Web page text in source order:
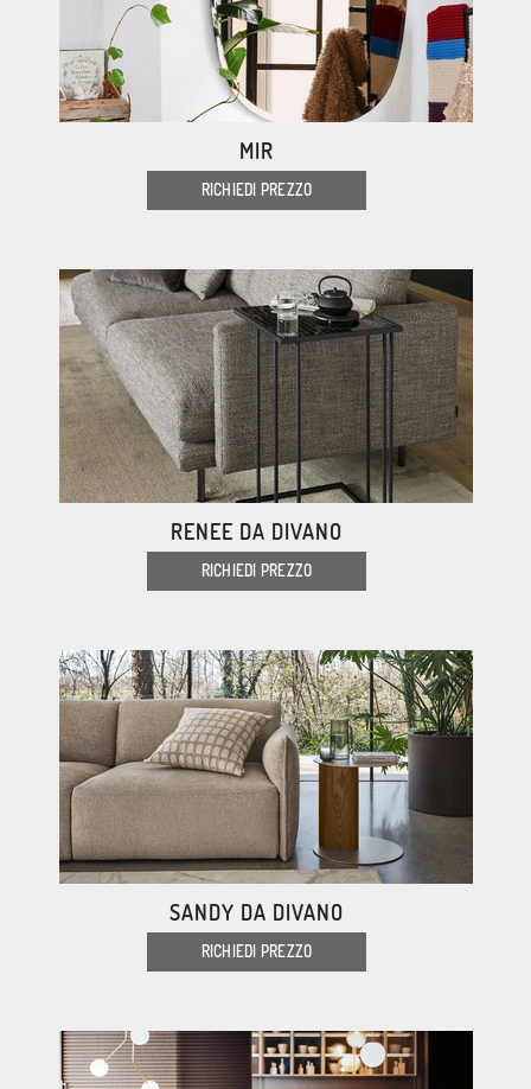
MIR
RICHIEDI PREZZO
RENEE DA DIVANO
RICHIEDI PREZZO
SANDY DA DIVANO
RICHIEDI PREZZO